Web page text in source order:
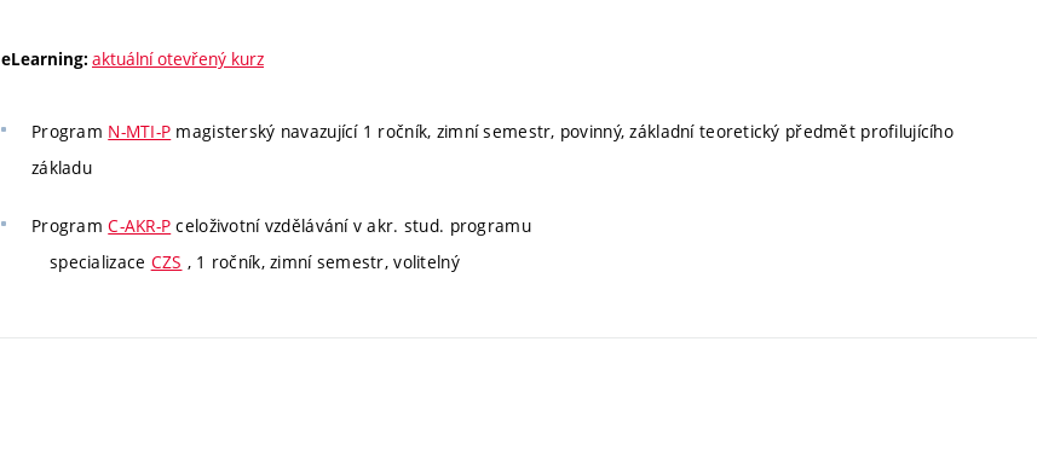
eLearning: aktuální otevřený kurz
Program N-MTI-P magisterský navazující 1 ročník, zimní semestr, povinný, základní teoretický předmět profilujícího
základu
ProgramC-AKR-P celoživotní vzdělávání v akr. stud. programu
specializace CZS , 1 ročník, zimní semestr, volitelný